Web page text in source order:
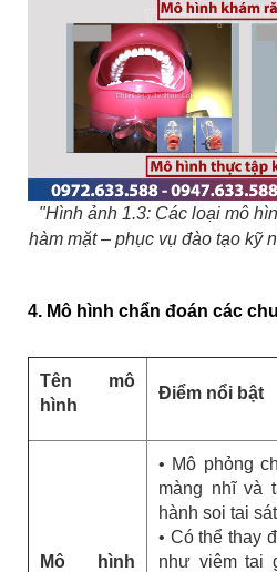
"Hình ảnh 1.3: Các loại mô
hàm mặt – phục vụ đào tạo kỹ
4. Mô hình chẩn đoán các
Tên mô
hình
Điểm nổi bật
Mô hình
• Mô phỏng
màng nhĩ và
hành soi tai
• Có thể thay
như viêm tai